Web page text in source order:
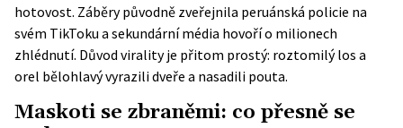
hotovost. Záběry původně zveřejnila peruánská policie na
svém TikToku a sekundární média hovoří o milionech
zhlédnutí. Důvod virality je přitom prostý: roztomilý los a
orel bělohlavý vyrazili dveře a nasadili pouta.
Maskoti se zbraněmi: co přesně se